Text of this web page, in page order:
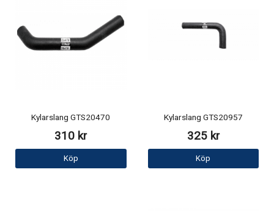
Kylarslang GTS20470
310 kr
Köp
Kylarslang GTS20957
325 kr
Köp